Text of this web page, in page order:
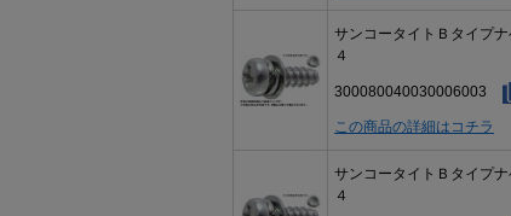
サンコータイトＢタイプナ
４
300080040030006003
この商品の詳細はコチラ
サンコータイトＢタイプナ
４